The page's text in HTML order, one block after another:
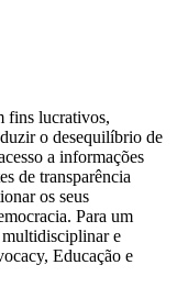
fins lucrativos,
o desequilíbrio de
a informações
de transparência
os seus
Para um
multidisciplinar e
Educação e